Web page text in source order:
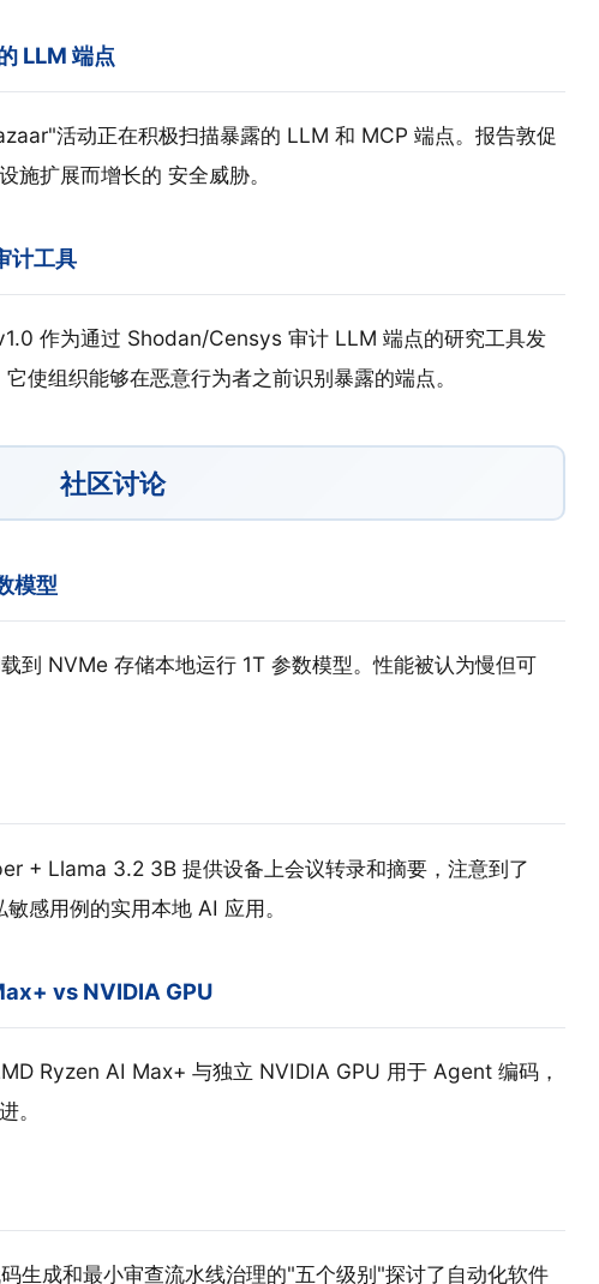
LLM 端点
活动正在积极扫描暴露的 LLM 和 MCP 端点。报告敦促
施扩展而增长的 安全威胁。
计工具
作为通过 Shodan/Censys 审计 LLM 端点的研究工具发
使组织能够在恶意行为者之前识别暴露的端点。
社区讨论
模型
到 NVMe 存储本地运行 1T 参数模型。性能被认为慢但可
+ Llama 3.2 3B 提供设备上会议转录和摘要，注意到了
感用例的实用本地 AI 应用。
vs NVIDIA GPU
Ryzen AI Max+ 与独立 NVIDIA GPU 用于 Agent 编码，
。
生成和最小审查流水线治理的"五个级别"探讨了自动化软件